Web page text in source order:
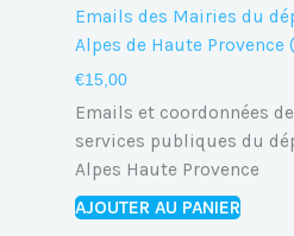
Emails des Mairies du
Alpes de Haute Provence
€15,00
Emails et coordonnées
services publiques du
Alpes Haute Provence
AJOUTER AU PANIER